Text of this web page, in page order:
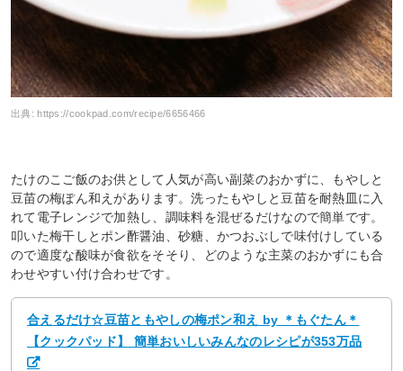
出典:https://cookpad.com/recipe/6656466
たけのこご飯のお供として人気が高い副菜のおかずに、もやしと
豆苗の梅ぽん和えがあります。洗ったもやしと豆苗を耐熱皿に入
れて電子レンジで加熱し、調味料を混ぜるだけなので簡単です。
叩いた梅干しとポン酢醤油、砂糖、かつおぶしで味付けしている
ので適度な酸味が食欲をそそり、どのような主菜のおかずにも合
わせやすい付け合わせです。
合えるだけ☆豆苗ともやしの梅ポン和え by ＊もぐたん＊
【クックパッド】 簡単おいしいみんなのレシピが353万品